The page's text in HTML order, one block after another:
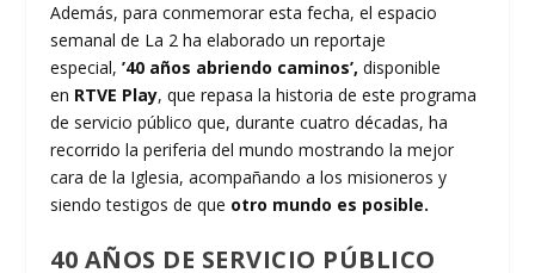
Además, para conmemorar esta fecha, el espacio
semanal de La 2 ha elaborado un reportaje
especial,’40 años abriendo caminos’,disponible
en RTVE Play, que repasa la historia de este programa
de servicio público que, durante cuatro décadas, ha
recorrido la periferia del mundo mostrando la mejor
cara de la Iglesia, acompañando a los misioneros y
siendo testigos de que otro mundo es posible.
40 AÑOS DE SERVICIO PÚBLICO